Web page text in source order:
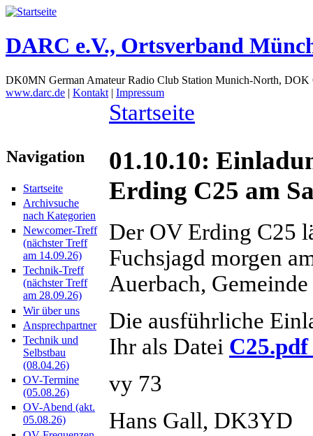
DARC e.V., Ortsverband
DK0MN German Amateur Radio Club Station Munich-North,
www.darc.de | Kontakt | Impressum
Navigation
Startseite
Archivsuche
nach Kategorien
Newcomer-Treff
(nächster Treff
am 14.09.26)
Technik-Treff
(nächster Treff
am 28.09.26)
Wir über uns
Ansprechpartner
Technik und
Selbstbau
(08.04.26)
OV-Termine
(05.08.26)
OV-Abend (akt.
05.08.26)
Startseite
01.10.10:
Erding C25 am
Der OV Erding C25
Fuchsjagd morgen
Auerbach,
Die ausführliche
Ihr als Datei
vy 73
Hans Gall, DK3YD